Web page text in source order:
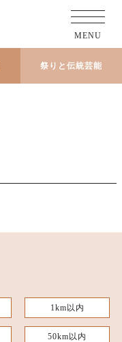
祭りと伝統芸能
MENU
1km以内
50km以内